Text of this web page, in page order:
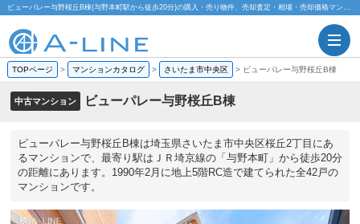
ビューパレー与野桜丘B棟(与野本町駅から徒歩20分)の購入・売り物件、売却査定・相場・売却価格マンション情報｜株式会社A-LINE
TOPページ > マンションカタログ > さいたま市中央区 > ビューパレー与野桜丘B棟
中古マンション ビューパレー与野桜丘B棟
ビューパレー与野桜丘B棟は埼玉県さいたま市中央区桜丘2丁目にあ
るマンションで、最寄り駅はＪＲ埼京線の「与野本町」から徒歩20分
の距離にあります。1990年2月に地上5階RC造で建てられた全42戸の
マンションです。